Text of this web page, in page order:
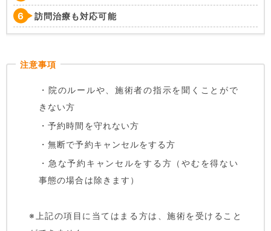
訪問治療も対応可能
・院のルールや、施術者の指示を聞くことがで
きない方
・予約時間を守れない方
・無断で予約キャンセルをする方
・急な予約キャンセルをする方（やむを得ない
事態の場合は除きます）
※上記の項目に当てはまる方は、施術を受けること